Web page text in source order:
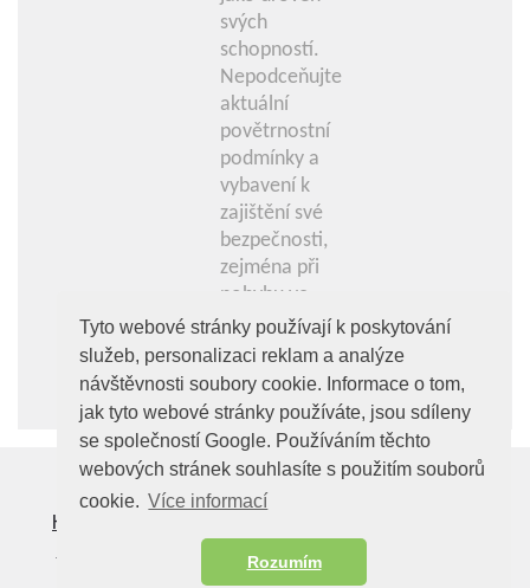
Tyto webové stránky používají k poskytování
služeb, personalizaci reklam a analýze
návštěvnosti soubory cookie. Informace o tom,
jak tyto webové stránky používáte, jsou sdíleny
se společností Google. Používáním těchto
webových stránek souhlasíte s použitím souborů
cookie. Více informací
Rozumím
svých
schopností.
Nepodceňujte
aktuální
povětrnostní
podmínky a
vybavení k
zajištění své
bezpečnosti,
zejména při
pohybu ve
vysokohorském
terénu a na
zajištěných
cestách.
Kdo jsme
Podmínky používání
Vzhůru Nahoru